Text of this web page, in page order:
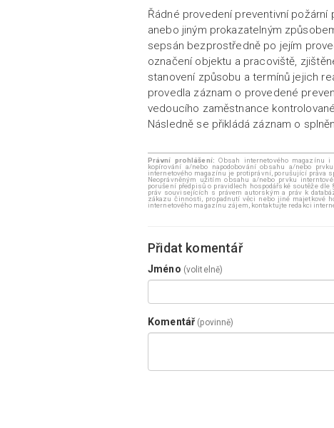
Řádné provedení preventivní požární
anebo jiným prokazatelným
sepsán bezprostředně po jejím
označení objektu a pracoviště,
stanovení způsobu a termínů jejich
provedla záznam o provedené
vedoucího zaměstnance
Následně se přikládá záznam o
Právní prohlášení: Obsah internetového magazínu
kopírování a/nebo napodobování obsahu a/nebo
internetového magazínu je protiprávní, porušující práva
Neoprávněným užitím obsahu a/nebo prvku
porušení předpisů o pravidlech hospodářské soutěže
práv souvisejících s právem autorským a práv k
zákazu činnosti, propadnutí věci nebo jiné majetkové
internetového magazínu zájem, kontaktujte redakci
Přidat komentář
Jméno (volitelně)
Komentář (povinně)